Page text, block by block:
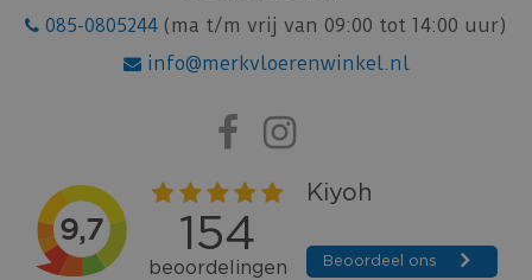
085-0805244 (ma t/m vrij van 09:00 tot 14:00 uur)
info@merkvloerenwinkel.nl